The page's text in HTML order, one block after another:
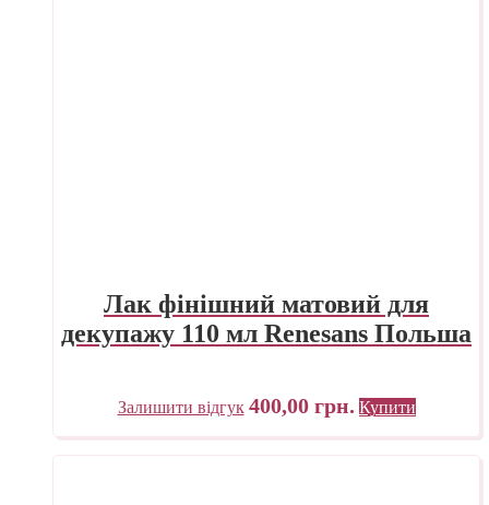
Лак фінішний матовий для
декупажу 110 мл Renesans Польша
Залишити відгук 400,00 грн. Купити